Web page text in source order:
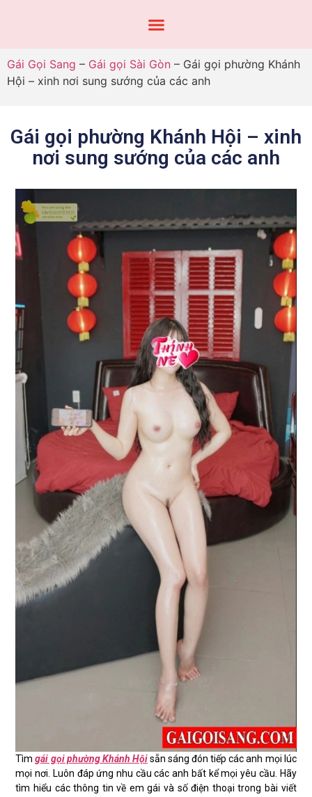
Gái Gọi Sang – Gái gọi Sài Gòn – Gái gọi phường Khánh
Hội – xinh nơi sung sướng của các anh
Gái gọi phường Khánh Hội – xinh
nơi sung sướng của các anh
Tìmgái gọi phường Khánh Hộisẵn sáng đón tiếp các anh mọi lúc
mọi nơi. Luôn đáp ứng nhu cầu các anh bất kể mọi yêu cầu. Hãy
tìm hiểu các thông tin về em gái và số điện thoại trong bài viết